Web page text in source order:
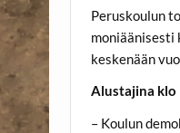
Peruskoulun
moniäänisesti
keskenään
Alustajina klo
– Koulun